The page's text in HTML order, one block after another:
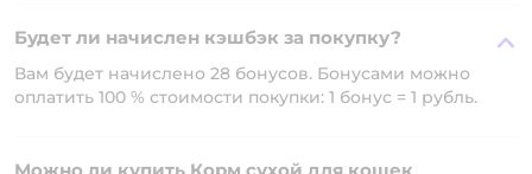
Будет ли начислен кэшбэк за покупку?
Вам будет начислено 28 бонусов. Бонусами можно
оплатить 100 % стоимости покупки: 1 бонус = 1 рубль.